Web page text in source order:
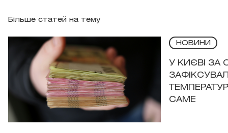
Більше статей на тему
НОВИНИ
У КИЄВІ ЗА
САМЕ